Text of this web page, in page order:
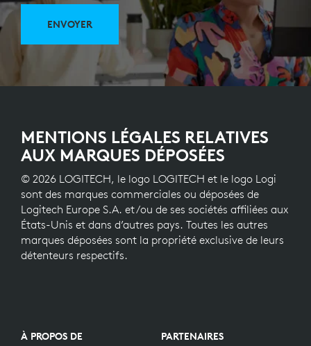
ENVOYER
MENTIONS LÉGALES RELATIVES
AUX MARQUES DÉPOSÉES
© 2026 LOGITECH, le logo LOGITECH et le logo Logi
sont des marques commerciales ou déposées de
Logitech Europe S.A. et/ou de ses sociétés affiliées aux
États-Unis et dans d’autres pays. Toutes les autres
marques déposées sont la propriété exclusive de leurs
détenteurs respectifs.
À PROPOS DE PARTENAIRES